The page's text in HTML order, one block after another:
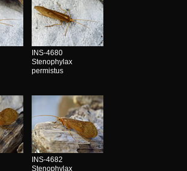
INS-4680
Stenophylax
permistus
INS-4682
Stenophylax